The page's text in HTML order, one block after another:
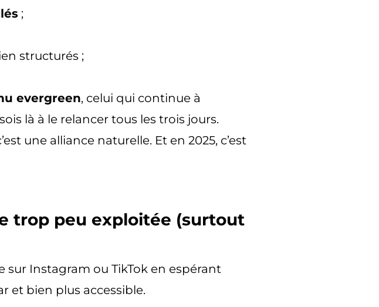
;
structurés ;
evergreen, celui qui continue à
là à le relancer tous les trois jours.
une alliance naturelle. Et en 2025, c’est
trop peu exploitée (surtout
Instagram ou TikTok en espérant
et bien plus accessible.